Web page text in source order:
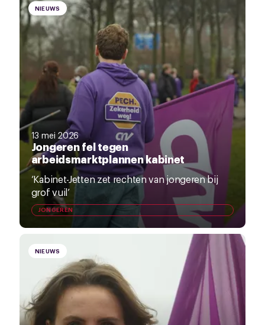
NIEUWS
13 mei 2026
Jongeren fel tegen
arbeidsmarktplannen kabinet
‘Kabinet-Jetten zet rechten van jongeren bij
grof vuil’
JONGEREN
NIEUWS